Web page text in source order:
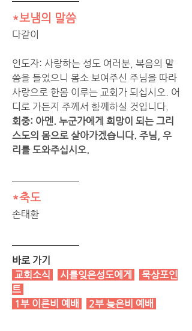
*보냄의 말씀
다같이
인도자: 사랑하는 성도 여러분, 복음의 말
씀을 들었으니 몸소 보여주신 주님을 따라
사랑으로 한몸 이루는 교회가 되십시오. 어
디로 가든지 주께서 함께하실 것입니다.
회중: 아멘. 누군가에게 희망이 되는 그리
스도의 몸으로 살아가겠습니다. 주님, 우
리를 도와주십시오.
*축도
손태환
바로 가기
교회소식
시를잊은성도에게
묵상포인
트
1부 이른비 예배
2부 늦은비 예배